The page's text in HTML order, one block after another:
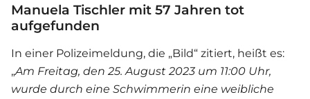
Manuela Tischler mit 57 Jahren tot
aufgefunden
In einer Polizeimeldung, die „Bild“ zitiert, heißt es:
„Am Freitag, den 25. August 2023 um 11:00 Uhr,
wurde durch eine Schwimmerin eine weibliche